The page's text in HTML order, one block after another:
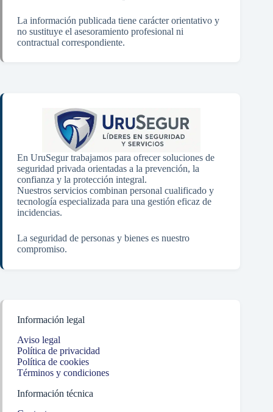
La información publicada tiene carácter orientativo y
no sustituye el asesoramiento profesional ni
contractual correspondiente.
En UruSegur trabajamos para ofrecer soluciones de
seguridad privada orientadas a la prevención, la
confianza y la protección integral.
Nuestros servicios combinan personal cualificado y
tecnología especializada para una gestión eficaz de
incidencias.
La seguridad de personas y bienes es nuestro
compromiso.
Información legal
Aviso legal
Política de privacidad
Política de cookies
Términos y condiciones
Información técnica